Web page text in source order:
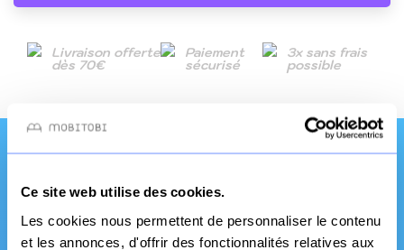
Ce site web utilise des cookies.
Les cookies nous permettent de personnaliser le contenu
et les annonces, d'offrir des fonctionnalités relatives aux
Livraison offerte
dès 70€
Paiement
sécurisé
3x sans frais
possible
Une qualité et un
service pro